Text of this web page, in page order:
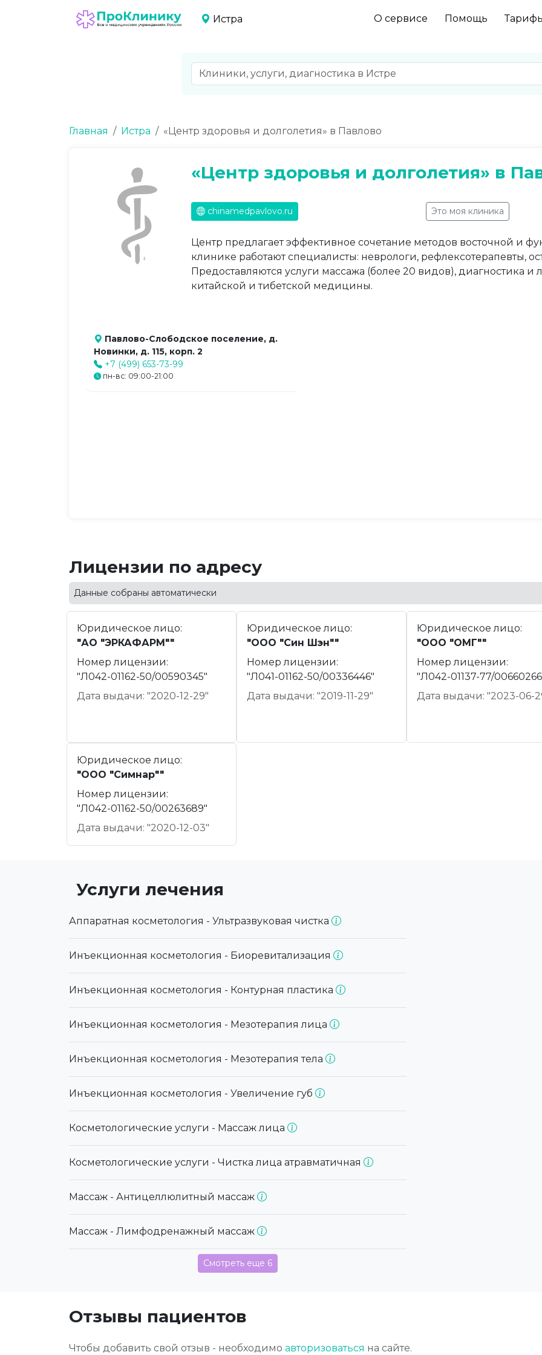
Истра О сервисе Помощь
Главная Истра «Центр здоровья и долголетия» в Павлово
«Центр здоровья и долголетия» в
chinamedpavlovo.ru Это моя клиника
Центр предлагает эффективное сочетание методов восточной и
клинике работают специалисты: неврологи, рефлексотерапевты,
Предоставляются услуги массажа (более 20 видов), диагностика
китайской и тибетской медицины.
Павлово-Слободское поселение, д.
Новинки, д. 115, корп. 2
+7 (499) 653-73-99
пн-вс: 09:00-21:00
Лицензии по адресу
Данные собраны автоматически
Юридическое лицо:
"АО "ЭРКАФАРМ""
Номер лицензии:
"Л042-01162-50/00590345"
Дата выдачи: "2020-12-29"
Юридическое лицо:
"ООО "Син Шэн""
Номер лицензии:
"Л041-01162-50/00336446"
Дата выдачи: "2019-11-29"
Юридическое лицо:
"ООО "ОМГ""
Номер лицензии:
"Л042-01137-77/
Дата выдачи: "2023-06-
Юридическое лицо:
"ООО "Симнар""
Номер лицензии:
"Л042-01162-50/00263689"
Дата выдачи: "2020-12-03"
Услуги лечения
Аппаратная косметология - Ультразвуковая чистка
Инъекционная косметология - Биоревитализация
Инъекционная косметология - Контурная пластика
Инъекционная косметология - Мезотерапия лица
Инъекционная косметология - Мезотерапия тела
Инъекционная косметология - Увеличение губ
Косметологические услуги - Массаж лица
Косметологические услуги - Чистка лица атравматичная
Массаж - Антицеллюлитный массаж
Массаж - Лимфодренажный массаж
Смотреть еще 6
Отзывы пациентов
Чтобы добавить свой отзыв - необходимо авторизоваться на сайте.